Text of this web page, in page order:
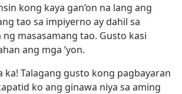
kong kaya gan’on na lang ang
tao sa impiyerno ay dahil sa
ng masasamang tao. Gusto kasi
ang mga ’yon.
ka! Talagang gusto kong pagbayaran
ko ang ginawa niya sa aming